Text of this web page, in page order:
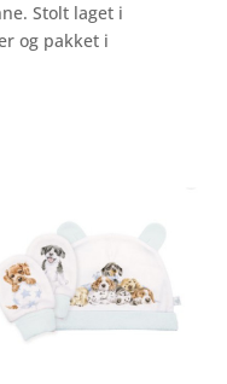
Stolt laget i
og pakket i